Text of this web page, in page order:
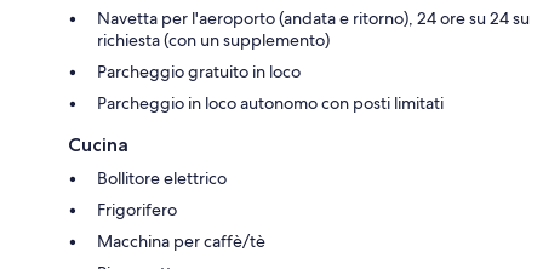
Navetta per l'aeroporto (andata e ritorno), 24 ore su 24 su
richiesta (con un supplemento)
Parcheggio gratuito in loco
Parcheggio in loco autonomo con posti limitati
Cucina
Bollitore elettrico
Frigorifero
Macchina per caffè/tè